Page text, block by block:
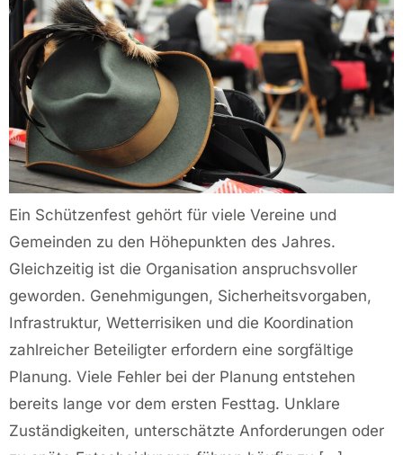
Ein Schützenfest gehört für viele Vereine und
Gemeinden zu den Höhepunkten des Jahres.
Gleichzeitig ist die Organisation anspruchsvoller
geworden. Genehmigungen, Sicherheitsvorgaben,
Infrastruktur, Wetterrisiken und die Koordination
zahlreicher Beteiligter erfordern eine sorgfältige
Planung. Viele Fehler bei der Planung entstehen
bereits lange vor dem ersten Festtag. Unklare
Zuständigkeiten, unterschätzte Anforderungen oder